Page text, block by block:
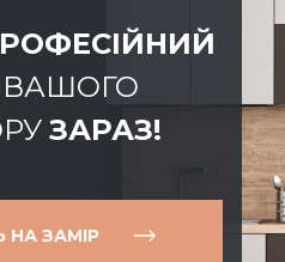
ВАШОГО
ЗАРАЗ!
НА ЗАМІР